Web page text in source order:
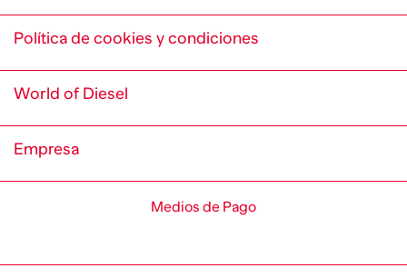
Política de cookies y condiciones
World of Diesel
Empresa
Medios de Pago